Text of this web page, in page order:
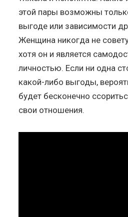
этой пары возможны
выгоде или зависимости
Женщина никогда не
хотя он и является
личностью. Если ни одна
какой-либо выгоды,
будет бесконечно
свои отношения.